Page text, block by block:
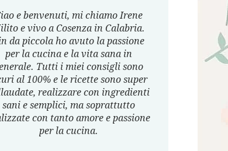
e benvenuti, mi chiamo Irene
e vivo a Cosenza in Calabria.
da piccola ho avuto la passione
per la cucina e la vita sana in
Tutti i miei consigli sono
al 100% e le ricette sono super
realizzare con ingredienti
sani e semplici, ma soprattutto
con tanto amore e passione
per la cucina.